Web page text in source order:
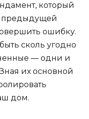
который
предыдущей
ошибку.
сколь угодно
— одни и
их основной
дом.